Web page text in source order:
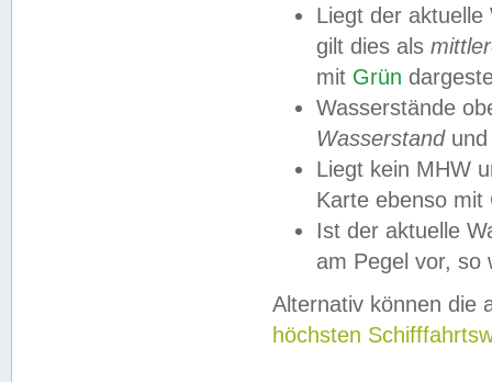
Liegt der
gilt dies als
mit Grün
Wasserstände
Wasserstandund
Liegt kein MHW
Karte ebenso mit
Ist der aktuelle
am Pegel vor,
Alternativ können die
höchsten